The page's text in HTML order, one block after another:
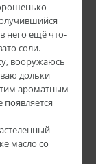
него ещё что-
соли.
вооружаюсь
дольки
ароматным
масло со